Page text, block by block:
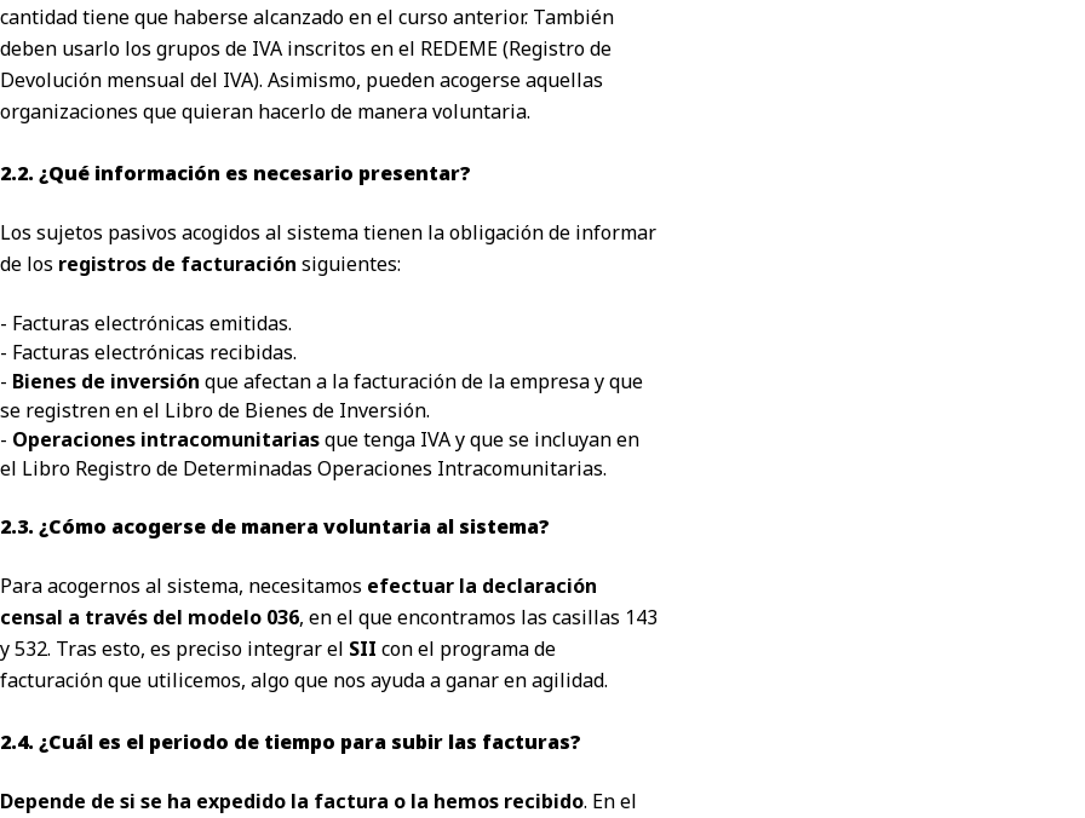
cantidad tiene que haberse alcanzado en el curso anterior. También
deben usarlo los grupos de IVA inscritos en el REDEME (Registro de
Devolución mensual del IVA). Asimismo, pueden acogerse aquellas
organizaciones que quieran hacerlo de manera voluntaria.
2.2. ¿Qué información es necesario presentar?
Los sujetos pasivos acogidos al sistema tienen la obligación de informar
de los registros de facturación siguientes:
- Facturas electrónicas emitidas.
- Facturas electrónicas recibidas.
- Bienes de inversión que afectan a la facturación de la empresa y que
se registren en el Libro de Bienes de Inversión.
- Operaciones intracomunitariasque tenga IVA y que se incluyan en
el Libro Registro de Determinadas Operaciones Intracomunitarias.
2.3. ¿Cómo acogerse de manera voluntaria al sistema?
Para acogernos al sistema, necesitamos efectuar la declaración
censal a través del modelo 036, en el que encontramos las casillas 143
y 532. Tras esto, es preciso integrar el SII con el programa de
facturación que utilicemos, algo que nos ayuda a ganar en agilidad.
2.4. ¿Cuál es el periodo de tiempo para subir las facturas?
Depende de si se ha expedido la factura o la hemos recibido. En el